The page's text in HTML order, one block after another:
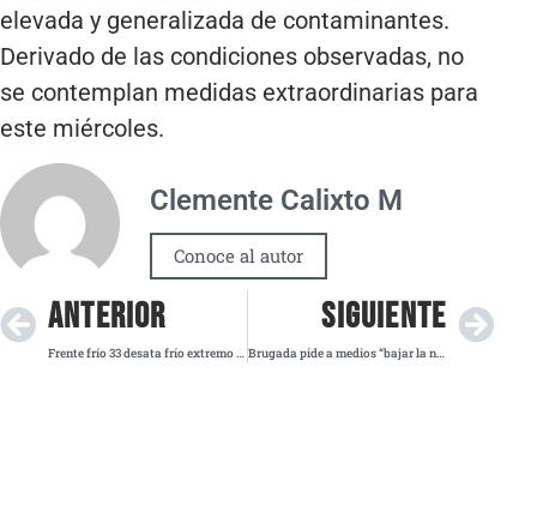
elevada y generalizada de contaminantes.
Derivado de las condiciones observadas, no
se contemplan medidas extraordinarias para
este miércoles.
Clemente Calixto M
Conoce al autor
ANTERIOR
Frente frío 33 desata frío extremo y lluvias en gran parte del país
SIGUIENTE
Brugada pide a medios “bajar la nota roja” por percepción de inseguridad tras datos de la ENSU